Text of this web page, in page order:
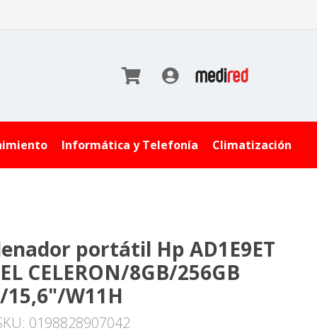
Informática y Telefonía Climatización
portátil Hp AD1E9ET
CELERON/8GB/256GB
15,6"/W11H
0198828907042